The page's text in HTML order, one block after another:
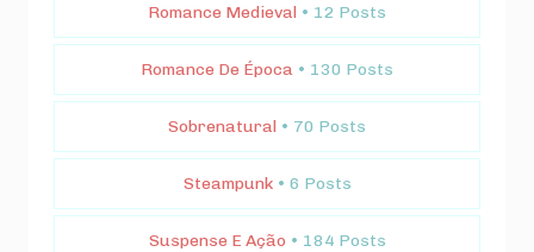
Romance Medieval • 12 Posts
Romance De Época • 130 Posts
Sobrenatural • 70 Posts
Steampunk • 6 Posts
Suspense E Ação • 184 Posts